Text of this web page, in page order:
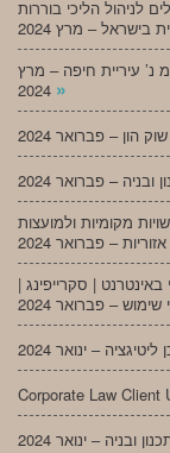
לניהול הליכי בוררות
נ’ עיריית חיפה – מרץ
»
מקומיות ולמועצות
באינטרנט | סקרייפינג |
Corporate Law Client